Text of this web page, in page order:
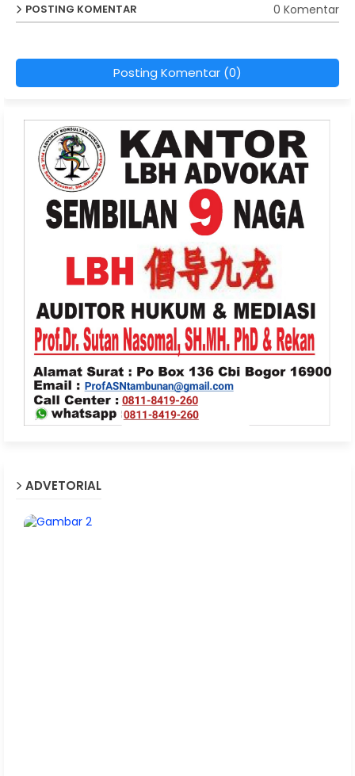
POSTING KOMENTAR 0 Komentar
Posting Komentar (0)
ADVETORIAL